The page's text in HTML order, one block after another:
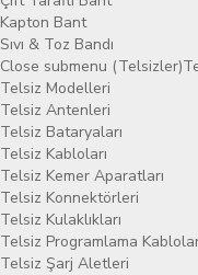
Kapton Bant
Sıvı & Toz Bandı
Close submenu (Telsizler)
Telsiz Modelleri
Telsiz Antenleri
Telsiz Bataryaları
Telsiz Kabloları
Telsiz Kemer Aparatları
Telsiz Konnektörleri
Telsiz Kulaklıkları
Telsiz Programlama
Telsiz Şarj Aletleri